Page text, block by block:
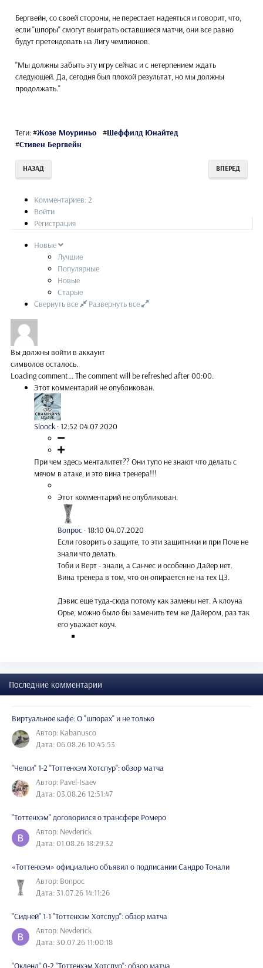
Бергвейн, со своей стороны, не перестает надеяться и говорит, что,
если "шпоры" смогут выиграть оставшиеся матчи, они все равно
будут претендовать на Лигу чемпионов.
"Мы должны забыть эту игру сейчас и с нетерпением ждать
следующей. Да, сегодня был плохой результат, но мы должны
продолжать."
Теги:#Жозе Моуриньо #Шеффилд Юнайтед
#Стивен Бергвейн
НАЗАД ВПЕРЕД
Комментариев: 2
Войти
Регистрация
Новые
Лучшие
Популярные
Новые
Старые
Свернуть все
Развернуть все
Вы должны войти в аккаунт
символов осталось.
Loading comment...The comment will be refreshed after00:00.
Этот комментарий не опубликован.
Sloock ·12:52 04.07.2020
При чем здесь менталитет?? Они тупо не знают что делать с
мячом в атаке, и это вина тренера!!!
Этот комментарий не опубликован.
Вопрос ·18:10 04.07.2020
Если говорить о защите, то эти защитники и при Поче не
знали что делать.
Тоби и Верт - знали, а Санчес и особенно Дайер нет.
Вина тренера в том, что он опирается не на тех ЦЗ.
Дэвис еще туда-сюда потому как замены нет. А клоуна
Орье, можно было бы заменить тем же Дайером, раз так
его уважает коуч.
Последние комментарии
Виртуальное кафе: О "шпорах" и не только
Автор: Kabanusco
Дата: 06.08.26 10:45:53
"Челси" 1-2 "Тоттенхэм Хотспур": обзор матча
Автор: Pavel-Isaev
Дата: 03.08.26 12:51:47
"Тоттенхэм" договорился о трансфере Ромеро
Автор: Nevderick
Дата: 01.08.26 18:29:32
«Тоттенхэм» официально объявил о подписании Сандро Тонали
Автор: Вопрос
Дата: 31.07.26 14:11:26
"Сидней" 1-1 "Тоттенхэм Хотспур": обзор матча
Автор: Nevderick
Дата: 30.07.26 11:00:18
"Окленд" 0-2 "Тоттенхэм Хотспур": обзор матча